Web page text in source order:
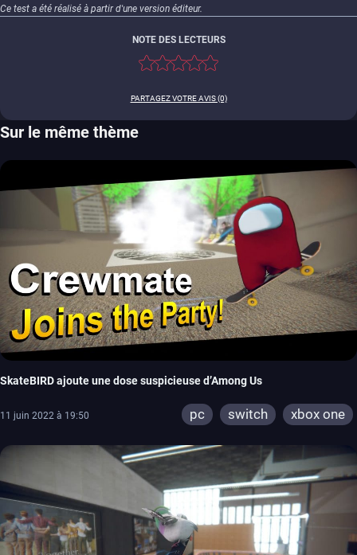
Ce test a été réalisé à partir d'une version éditeur.
NOTE DES LECTEURS
PARTAGEZ VOTRE AVIS (0)
Sur le même thème
SkateBIRD ajoute une dose suspicieuse d’Among Us
11 juin 2022 à 19:50 pc switch xbox one